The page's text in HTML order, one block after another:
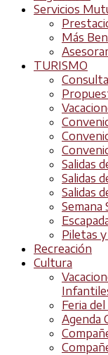
Servicios
Más
TURISMO
Salidas
Salidas
Salidas
Semana
Piletas
Recreación
Cultura
Feria
Agenda